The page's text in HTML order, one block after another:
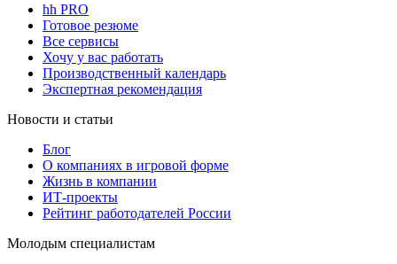
hh PRO
Готовое резюме
Все сервисы
Хочу у вас работать
Производственный календарь
Экспертная рекомендация
Новости и статьи
Блог
О компаниях в игровой форме
Жизнь в компании
ИТ-проекты
Рейтинг работодателей России
Молодым специалистам